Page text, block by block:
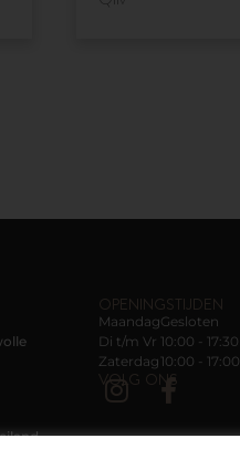
OPENINGSTIJDEN
Maandag
Di t/m Vr
Zaterdag
Gesloten
10:00 - 17:30
10:00 - 17:00
VOLG ONS